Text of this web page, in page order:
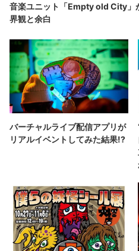
音楽ユニット「Empty old City」
界観と余白
バーチャルライブ配信アプリが
リアルイベントしてみた結果!?